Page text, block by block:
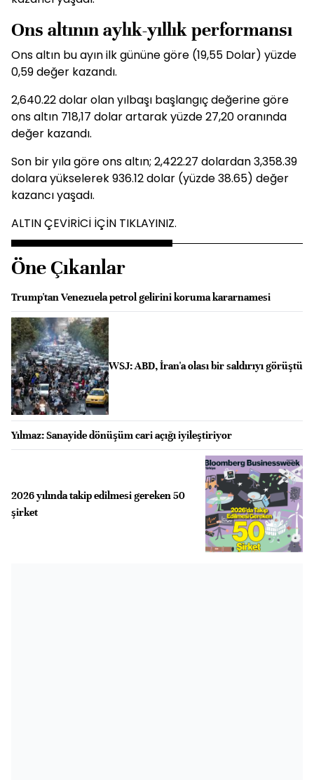
Ons altının aylık-yıllık performansı
Ons altın bu ayın ilk gününe göre (19,55 Dolar) yüzde
0,59 değer kazandı.
2,640.22 dolar olan yılbaşı başlangıç değerine göre
ons altın 718,17 dolar artarak yüzde 27,20 oranında
değer kazandı.
Son bir yıla göre ons altın; 2,422.27 dolardan 3,358.39
dolara yükselerek 936.12 dolar (yüzde 38.65) değer
kazancı yaşadı.
ALTIN ÇEVİRİCİ İÇİN TIKLAYINIZ.
Öne Çıkanlar
Trump'tan Venezuela petrol gelirini koruma kararnamesi
WSJ: ABD, İran'a olası bir saldırıyı görüştü
Yılmaz: Sanayide dönüşüm cari açığı iyileştiriyor
2026 yılında takip edilmesi gereken 50
şirket